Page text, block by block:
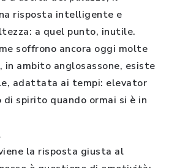
risposta intelligente e
a quel punto, inutile.
soffrono ancora oggi molte
in ambito anglosassone, esiste
adattata ai tempi: elevator
spirito quando ormai si è in
la risposta giusta al